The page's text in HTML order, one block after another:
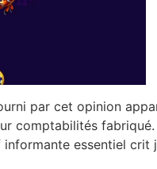
par cet opinion
comptabilités fabriqué.
essentiel crit